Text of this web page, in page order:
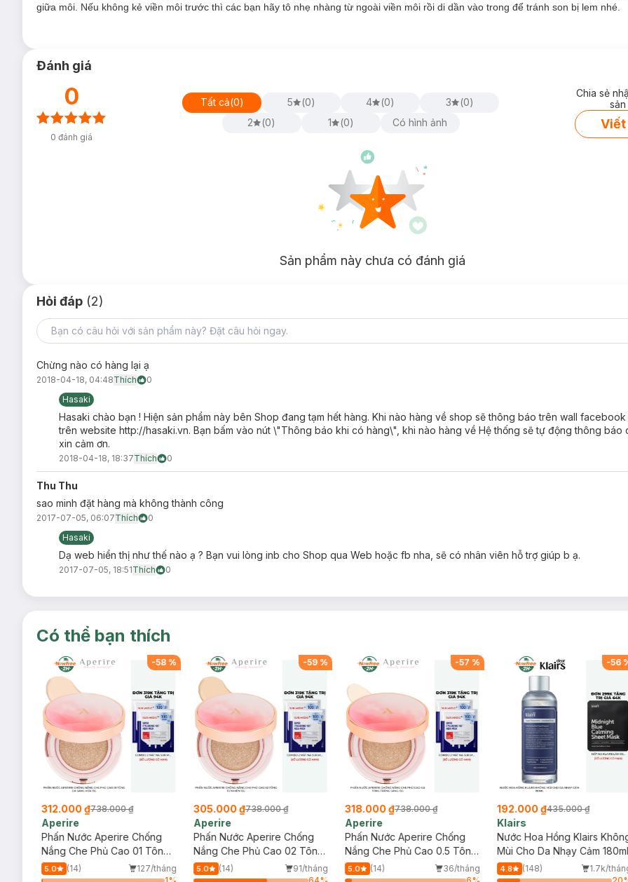
gồm 10 màu, ngoài các tông cam, hồng, đỏ cơ bản thì còn có
đất, hồng tím và đỏ nâu. Những màu son này hiếm gặp trong hàng loạt các bảng màu chỉ có các tông cam, hồng như son Hàn
nàng chuộng kiểu makeup tông nude như phái đẹp Châu Âu cũng có thể dùng bảng màu này dễ dàng.
Magnificent
Onpoint
Bảo quản:
Nơi khô ráo, thoáng mát.
Tránh ánh nắng trực tiếp, nơi có nhiệt độ cao hoặc ẩm ướt.
Dung tích:4.6ml
Thương hiệu:Pony Effect
Xuất xứ: Hàn Quốc.
giữa môi. Nếu không kẻ viền môi trước thì các bạn hãy tô nhẹ nhàng từ ngoài viền môi rồi di dần vào trong để tránh son bị lem nhé.
Đánh giá
0
0 đánh giá
Tất cả(0) 5 (0) 4 (0) 3 (0)
2
(0) 1 (0) Có hình ảnh
Chia sẻ
Viết
Sản phẩm này chưa có đánh giá
Hỏi đáp (2)
Chừng nào có hàng lại ạ
2018-04-18, 04:48Thích
0
Hasaki
Hasaki chào bạn ! Hiện sản phẩm này bên Shop đang tạm hết hàng. Khi nào hàng về shop sẽ thông báo trên wall
trên website http://hasaki.vn. Bạn bấm vào nút \"Thông báo khi có hàng\", khi nào hàng về Hệ thống sẽ tự động thông báo
xin cảm ơn.
2018-04-18, 18:37Thích 0
Thu Thu
sao minh đặt hàng mà không thành công
2017-07-05, 06:07Thích
0
Hasaki
Dạ web hiển thị như thế nào ạ ? Bạn vui lòng inb cho Shop qua Web hoặc fb nha, sẽ có nhân viên hỗ trợ giúp b ạ.
2017-07-05, 18:51Thích 0
Có thể bạn thích
-58%
312.000 ₫738.000 ₫
Aperire
Phấn Nước Aperire Chống
Nắng Che Phủ Cao 01 Tông
Da Sáng Vừa 13g
5.0 (14)
127/tháng
-59 %
305.000 ₫738.000 ₫
Aperire
Phấn Nước Aperire Chống
Nắng Che Phủ Cao 02 Tông
Tự Nhiên 13g
5.0 (14)
91/tháng
-57%
318.000 ₫738.000 ₫
Aperire
Phấn Nước Aperire Chống
Nắng Che Phủ Cao 0.5 Tông
Trắng Sáng 13g
5.0 (14)
36/tháng
-56
192.000 ₫435.000 ₫
Klairs
Nước Hoa Hồng Klairs
Mùi Cho Da Nhạy Cảm 180ml
4.8 (148)
1.7k/